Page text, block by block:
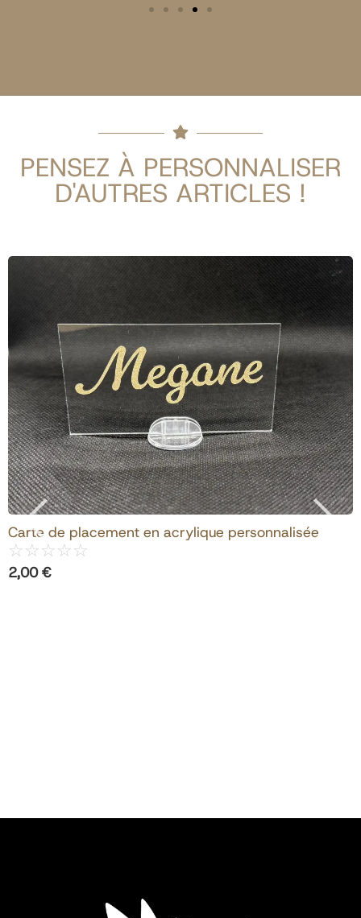
PENSEZ À PERSONNALISER
D'AUTRES ARTICLES !
View Products
Carte de placement en acrylique personnalisée
☆☆☆☆☆
2,00€